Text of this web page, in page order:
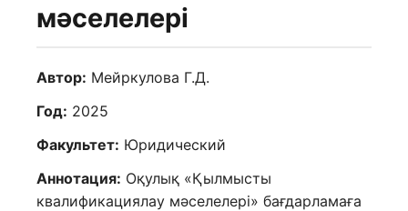
мәселелері
Автор: Мейркулова Г.Д.
Год: 2025
Факультет: Юридический
Аннотация: Оқулық «Қылмысты
квалификациялау мәселелері» бағдарламаға